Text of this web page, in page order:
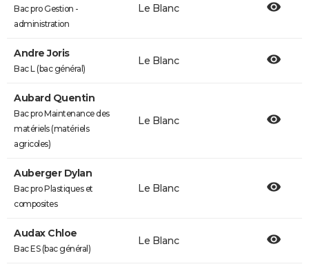
Bac pro Gestion -
administration
Le Blanc
Andre Joris
Bac L (bac général)
Le Blanc
Aubard Quentin
Bac pro Maintenance des
matériels (matériels
agricoles)
Le Blanc
Auberger Dylan
Bac pro Plastiques et
composites
Le Blanc
Audax Chloe
Bac ES (bac général)
Le Blanc